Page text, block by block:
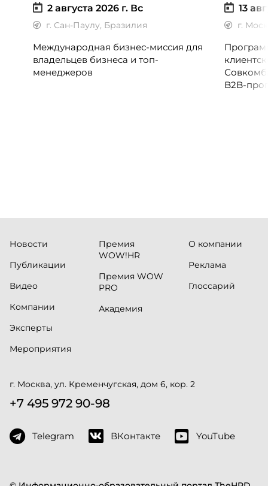
2 августа 2026 г. Вс
г. Сан-Паулу, Бразилия
Международная бизнес-миссия для
владельцев бизнеса и топ-
менеджеров
13
г.
B2B-
Новости
Публикации
Видео
Компании
Эксперты
Мероприятия
Премия
WOW!HR
Премия WOW
PRO
Академия
О компании
Реклама
Глоссарий
г. Москва, ул. Кременчугская, дом 6, кор. 2
+7 495 972 90-98
Telegram ВКонтакте YouTube